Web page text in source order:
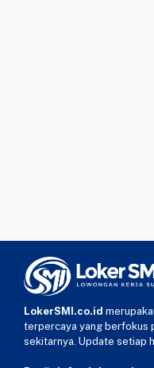
LokerSMI.co.id
terpercaya yang berfokus
sekitarnya. Update setiap